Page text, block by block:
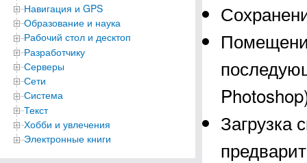
Навигация и GPS
Образование и наука
Рабочий стол и десктоп
Разработчику
Серверы
Сети
Система
Текст
Хобби и увлечения
Электронные книги
Загрузка